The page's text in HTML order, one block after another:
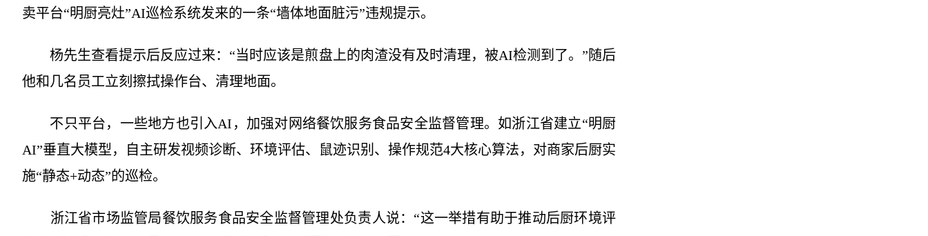
卖平台“明厨亮灶”AI巡检系统发来的一条“墙体地面脏污”违规提示。
杨先生查看提示后反应过来：“当时应该是煎盘上的肉渣没有及时清理，被AI检测到了。”随后
他和几名员工立刻擦拭操作台、清理地面。
不只平台，一些地方也引入AI，加强对网络餐饮服务食品安全监督管理。如浙江省建立“明厨
AI”垂直大模型，自主研发视频诊断、环境评估、鼠迹识别、操作规范4大核心算法，对商家后厨实
施“静态+动态”的巡检。
浙江省市场监管局餐饮服务食品安全监督管理处负责人说：“这一举措有助于推动后厨环境评